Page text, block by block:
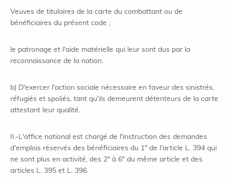
Veuves de titulaires de la carte du combattant ou de
bénéficiaires du présent code ;
le patronage et l'aide matérielle qui leur sont dus par la
reconnaissance de la nation.
b) D'exercer l'action sociale nécessaire en faveur des sinistrés,
réfugiés et spoliés, tant qu'ils demeurent détenteurs de la carte
attestant leur qualité.
II.-L'office national est chargé de l'instruction des demandes
d'emplois réservés des bénéficiaires du 1° de l'article L. 394 qui
ne sont plus en activité, des 2° à 6° du même article et des
articles L. 395 et L. 396.